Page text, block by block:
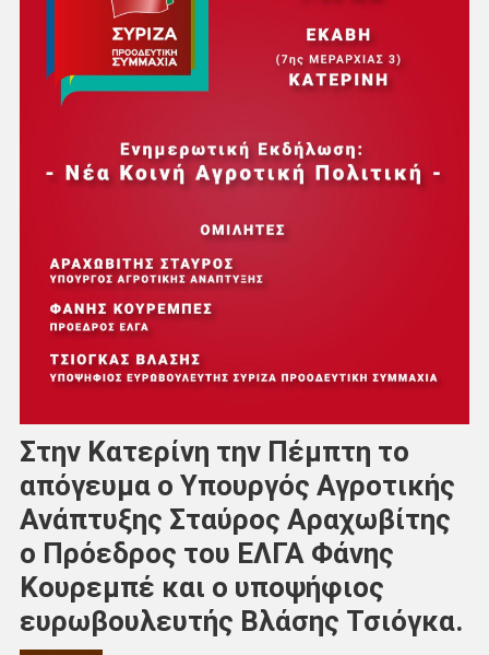
Στην Κατερίνη την Πέμπτη το
απόγευμα ο Υπουργός Αγροτικής
Ανάπτυξης Σταύρος Αραχωβίτης
ο Πρόεδρος του ΕΛΓΑ Φάνης
Κουρεμπέ και ο υποψήφιος
ευρωβουλευτής Βλάσης Τσιόγκα.